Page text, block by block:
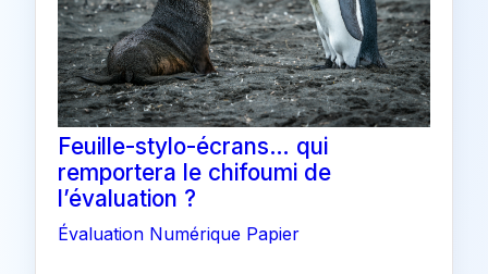
Feuille-stylo-écrans… qui
remportera le chifoumi de
l’évaluation ?
Évaluation Numérique Papier